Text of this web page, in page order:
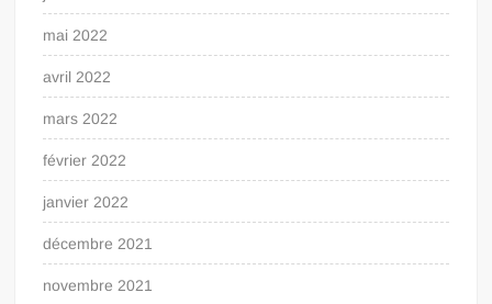
mai 2022
avril 2022
mars 2022
février 2022
janvier 2022
décembre 2021
novembre 2021